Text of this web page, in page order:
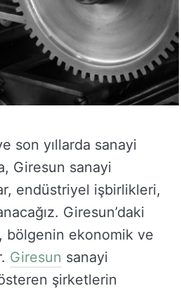
son yıllarda sanayi
Giresun sanayi
endüstriyel işbirlikleri,
Giresun’daki
bölgenin ekonomik ve
Giresun sanayi
şirketlerin